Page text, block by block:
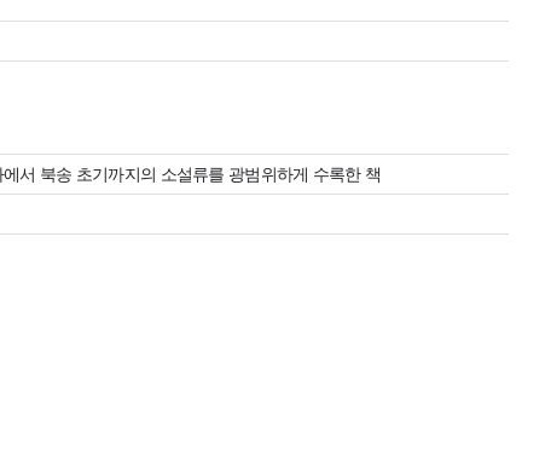
서 북송 초기까지의 소설류를 광범위하게 수록한 책